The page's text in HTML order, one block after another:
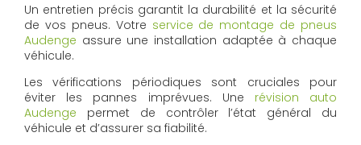
Un entretien précis garantit la durabilité et la sécurité
de vos pneus. Votre service de montage de pneus
Audenge assure une installation adaptée à chaque
véhicule.
Les vérifications périodiques sont cruciales pour
éviter les pannes imprévues. Une révision auto
Audenge permet de contrôler l’état général du
véhicule et d’assurer sa fiabilité.